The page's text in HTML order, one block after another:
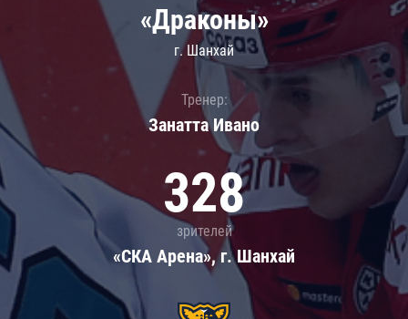
«Драконы»
г. Шанхай
Тренер:
Занатта Иванo
328
зрителей
«СКА Арена», г. Шанхай